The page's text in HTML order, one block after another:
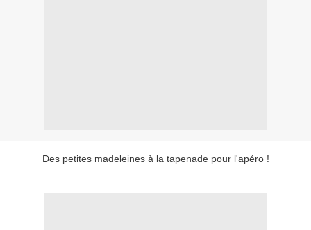
Des petites madeleines à la tapenade pour l'apéro !